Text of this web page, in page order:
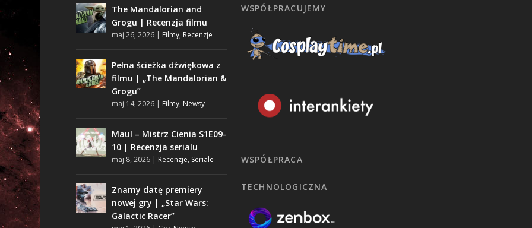
The Mandalorian and
Grogu | Recenzja filmu
maj 26, 2026| Filmy, Recenzje
Pełna ścieżka dźwiękowa z
filmu | „The Mandalorian &
Grogu”
maj 14, 2026| Filmy, Newsy
Maul – Mistrz Cienia S1E09-
10 | Recenzja serialu
maj 8, 2026| Recenzje, Seriale
Znamy datę premiery
nowej gry | „Star Wars:
Galactic Racer”
WSPÓŁPRACUJEMY
WSPÓŁPRACA
TECHNOLOGICZNA